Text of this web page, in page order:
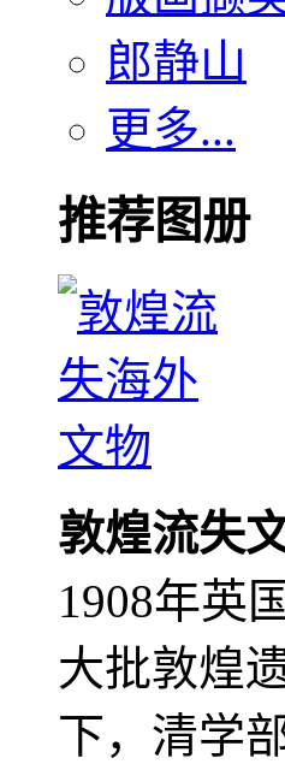
郎静山
更多...
推荐图册
敦煌流失
1908年英
大批敦煌
下，清学